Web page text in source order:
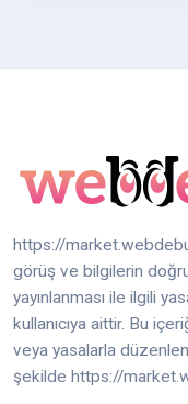
https://
görüş ve bilgilerin
yayınlanması ile ilgili
kullanıcıya aittir. Bu
veya yasalarla
şekilde https://